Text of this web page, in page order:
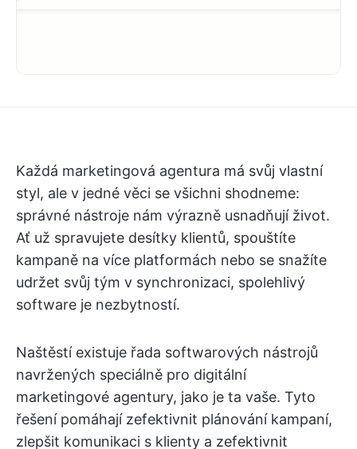
Každá marketingová agentura má svůj vlastní
styl, ale v jedné věci se všichni shodneme:
správné nástroje nám výrazně usnadňují život.
Ať už spravujete desítky klientů, spouštíte
kampaně na více platformách nebo se snažíte
udržet svůj tým v synchronizaci, spolehlivý
software je nezbytností.
Naštěstí existuje řada softwarových nástrojů
navržených speciálně pro digitální
marketingové agentury, jako je ta vaše. Tyto
řešení pomáhají zefektivnit plánování kampaní,
zlepšit komunikaci s klienty a zefektivnit